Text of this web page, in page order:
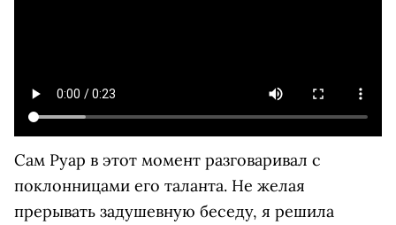
Сам Руар в этот момент разговаривал с
поклонницами его таланта. Не желая
прерывать задушевную беседу, я решила